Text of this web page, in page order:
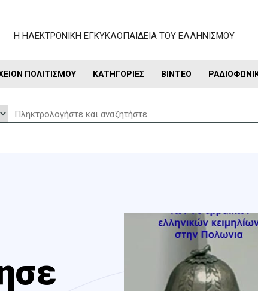
Η ΗΛΕΚΤΡΟΝΙΚΗ ΕΓΚΥΚΛΟΠΑΙΔΕΙΑ ΤΟΥ ΕΛΛΗΝΙΣΜΟΥ
ΠΟΛΙΤΙΣΜΟΎ ΚΑΤΗΓΟΡΊΕΣ ΒΊΝΤΕΟ